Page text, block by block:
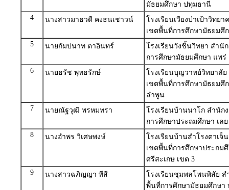
มัธยมศึกษา ปทุมธานี
4
นางสาวมาธวดี คงธนเชาวน์
โรงเรียนเวียงป่าเป้าวิทย
เขตพื้นที่การศึกษามัธยมศึ
5
นายกัมปนาท ตาอินทร์
โรงเรียนวังชิ้นวิทยา สำนั
การศึกษามัธยมศึกษา แพร่
6
นายธรัช พุทธรักษ์
โรงเรียนบุญวาทย์วิทยาลั
เขตพื้นที่การศึกษามัธยมศึ
ลำพูน
7
นายณัฐวุฒิ พรหมทรา
โรงเรียนบ้านนาโก สำนัก
การศึกษาประถมศึกษา เลย
8
นางอำพร วิเศษพงษ์
โรงเรียนบ้านสำโรงตาเจ็
เขตพื้นที่การศึกษาประถม
ศรีสะเกษ เขต 3
9
นางสาวฉภิญญา ทีสี
โรงเรียนชุมพลโพนพิสัย ส
พื้นที่การศึกษามัธยมศึกษา